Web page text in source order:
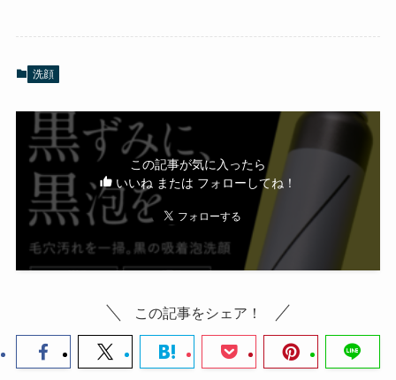
洗顔
この記事が気に入ったら
いいね または フォローしてね！
この記事をシェア！